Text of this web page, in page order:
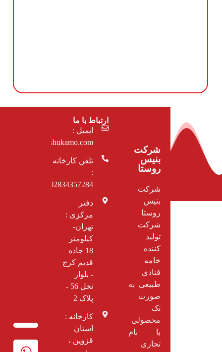
شرکت
بنیس
روستا
شرکت
تولید
کننده
خامه
قنادی
طبیعی به
صورت
تک
محصولی
با نام
تجاری
شرکت
بنیس
روستا
ایمیل :
cs@shukamo.com
تلفن کارخانه
:
02834357284
دفتر
مرکزی :
تهران-
کیلومتر
18 جاده
قديم کرج
- بلوار
نخل 56 -
پلاک 2
کارخانه :
استان
قزوین ،
ارتباط با ما